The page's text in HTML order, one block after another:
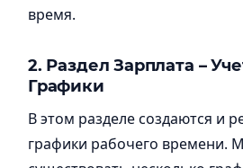
время.
2. Раздел Зарплата –
Графики
В этом разделе создаются и
графики рабочего времени.